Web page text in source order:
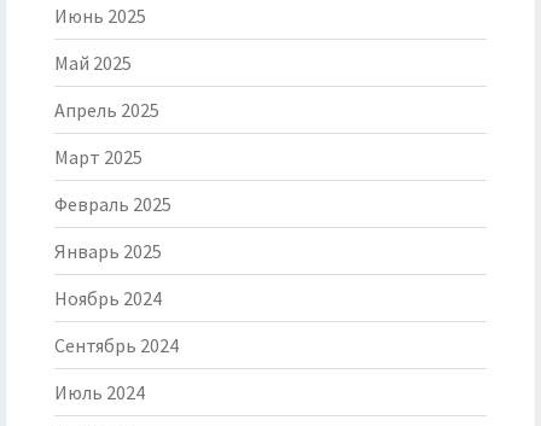
Июнь 2025
Май 2025
Апрель 2025
Март 2025
Февраль 2025
Январь 2025
Ноябрь 2024
Сентябрь 2024
Июль 2024